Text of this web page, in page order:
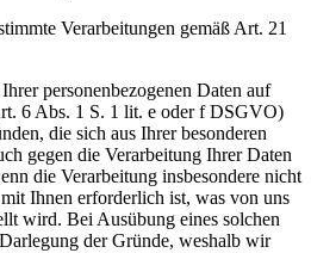
Verarbeitungen gemäß Art. 21
personenbezogenen Daten auf
6 Abs. 1 S. 1 lit. e oder f DSGVO)
die sich aus Ihrer besonderen
gegen die Verarbeitung Ihrer Daten
die Verarbeitung insbesondere nicht
Ihnen erforderlich ist, was von uns
wird. Bei Ausübung eines solchen
der Gründe, weshalb wir